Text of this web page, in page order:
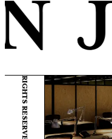
© ENJIN Inc. ALL RIGHTS RESERVED.